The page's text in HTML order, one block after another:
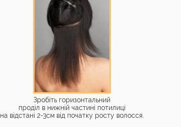
Зробіть горизонтальний
проділ в нижній частині потилиці
на відстані 2-3см від початку росту волосся.